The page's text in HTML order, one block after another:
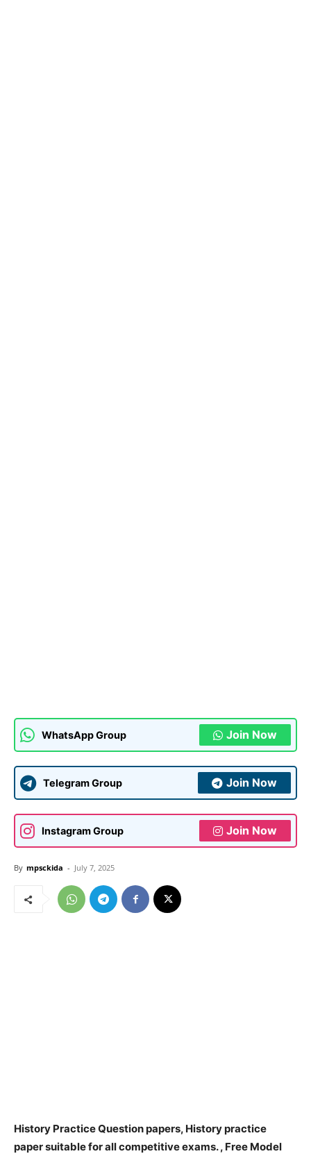
WhatsApp Group Join Now
Telegram Group Join Now
Instagram Group Join Now
By mpsckida - July 7, 2025
History Practice Question papers, History practice
paper suitable for all competitive exams. , Free Model